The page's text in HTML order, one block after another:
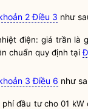
2 Điều 3 như
điện: giá trần là
chuẩn quy định tại
3 Điều 6 như
phíđầu tư cho 01 kW